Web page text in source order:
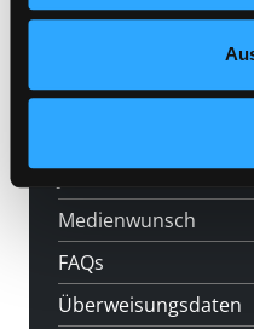
Kontakt
Jobs
Medienwunsch
FAQs
Überweisungsdaten